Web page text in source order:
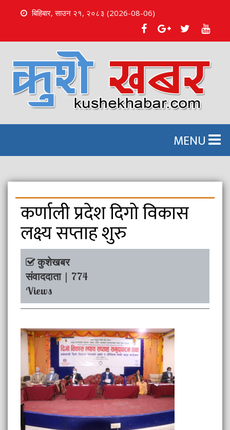
बिहिबार, साउन २१, २०८३ (2026-08-06)
o
e
MENU
कर्णाली प्रदेश दिगो विकास
लक्ष्य सप्ताह शुरु
कुशेखबर
संवाददाता | 774
Views